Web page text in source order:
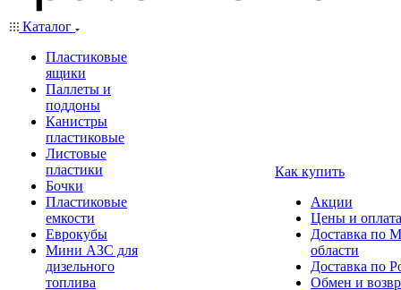
Каталог
Пластиковые
ящики
Паллеты и
поддоны
Канистры
пластиковые
Листовые
пластики
Бочки
Пластиковые
емкости
Еврокубы
Мини АЗС для
дизельного
топлива
Как купить
Акции
Цены и оплата
Доставка по
области
Доставка по
Обмен и